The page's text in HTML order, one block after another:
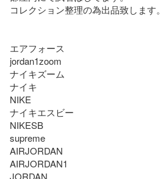
コレクション整理の為出品致します。
エアフォース
jordan1zoom
ナイキズーム
ナイキ
NIKE
ナイキエスビー
NIKESB
supreme
AIRJORDAN
AIRJORDAN1
JORDAN